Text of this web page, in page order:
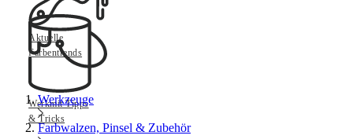
Aktuelle
Farbentrends
Werkmit Tipps
& Tricks
Werkzeuge
Farbwalzen, Pinsel & Zubehör